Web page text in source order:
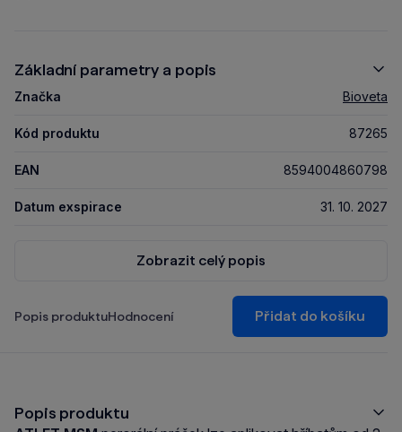
Základní parametry a popis
Značka Bioveta
Kód produktu 87265
EAN 8594004860798
Datum exspirace 31. 10. 2027
Zobrazit celý popis
Popis produktuHodnocení Přidat do košíku
Popis produktu